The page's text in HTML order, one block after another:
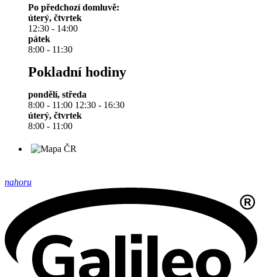
Po předchozí domluvě:
úterý, čtvrtek
12:30 - 14:00
pátek
8:00 - 11:30
Pokladní hodiny
pondělí, středa
8:00 - 11:00 12:30 - 16:30
úterý, čtvrtek
8:00 - 11:00
nahoru